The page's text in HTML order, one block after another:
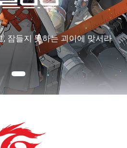
잠들지 못하는 괴이에 맞서라